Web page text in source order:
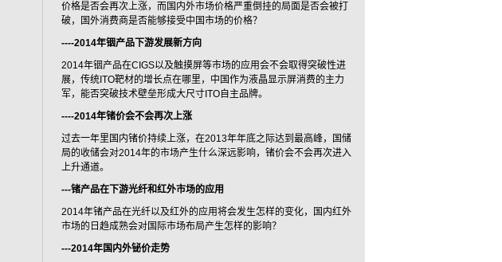
价格是否会再次上涨，而国内外市场价格严重倒挂的局面是否会被打
破，国外消费商是否能够接受中国市场的价格？
----2014年铟产品下游发展新方向
2014年铟产品在CIGS以及触摸屏等市场的应用会不会取得突破性进
展，传统ITO靶材的增长点在哪里，中国作为液晶显示屏消费的主力
军，能否突破技术壁垒形成大尺寸ITO自主品牌。
----2014年锗价会不会再次上涨
过去一年里国内锗价持续上涨，在2013年年底之际达到最高峰，国储
局的收储会对2014年的市场产生什么深远影响，锗价会不会再次进入
上升通道。
---锗产品在下游光纤和红外市场的应用
2014年锗产品在光纤以及红外的应用将会发生怎样的变化，国内红外
市场的日趋成熟会对国际市场布局产生怎样的影响？
---2014年国内外铋价走势